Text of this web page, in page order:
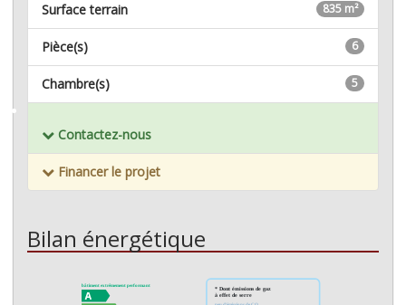
835 m²
Surface terrain
6
Pièce(s)
5
Chambre(s)
Contactez-nous
Financer le projet
Bilan énergétique